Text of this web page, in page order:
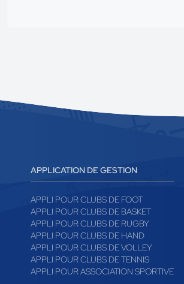
APPLICATION DE GESTION
APPLI POUR CLUBS DE FOOT
APPLI POUR CLUBS DE BASKET
APPLI POUR CLUBS DE RUGBY
APPLI POUR CLUBS DE HAND
APPLI POUR CLUBS DE VOLLEY